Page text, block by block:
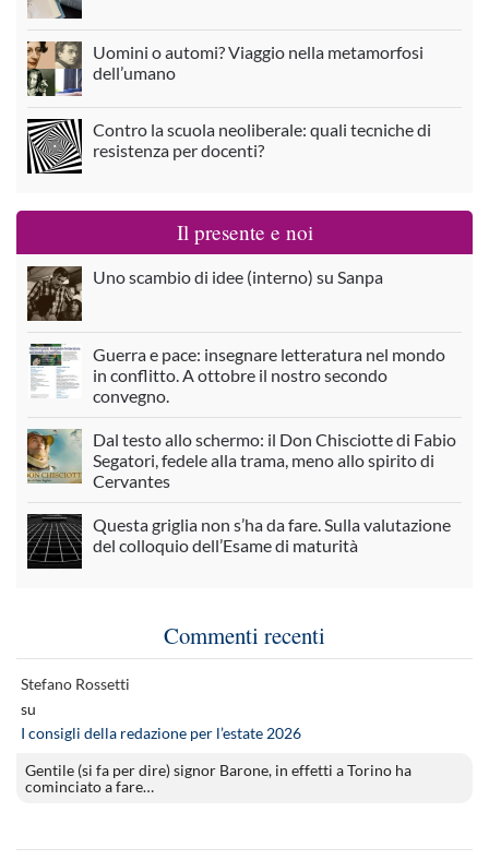
Uomini o automi? Viaggio nella metamorfosi
dell’umano
Contro la scuola neoliberale: quali tecniche di
resistenza per docenti?
Il presente e noi
Uno scambio di idee (interno) su Sanpa
Guerra e pace: insegnare letteratura nel mondo
in conflitto. A ottobre il nostro secondo
convegno.
Dal testo allo schermo: il Don Chisciotte di Fabio
Segatori, fedele alla trama, meno allo spirito di
Cervantes
Questa griglia non s’ha da fare. Sulla valutazione
del colloquio dell’Esame di maturità
Commenti recenti
Stefano Rossetti
su
I consigli della redazione per l’estate 2026
Gentile (si fa per dire) signor Barone, in effetti a Torino ha
cominciato a fare…